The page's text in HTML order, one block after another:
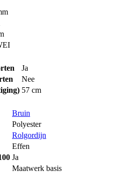
Ja
Nee
57 cm
Bruin
Polyester
Rolgordijn
Effen
Ja
Maatwerk basis